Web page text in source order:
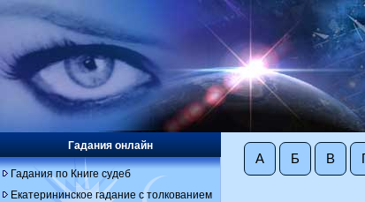
А Б В
Гадания онлайн
Гадания по Книге судеб
Екатерининское гадание с толкованием